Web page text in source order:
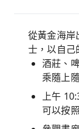
從黃金海岸
士，以自己
酒莊、
乘隨上
上午
可以按